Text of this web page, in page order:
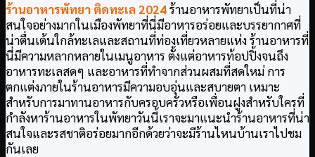
ร้านอาหารพัทยา ติดทะเล2024ร้านอาหารพัทยาเป็นที่น่า
สนใจอย่างมากในเมืองพัทยาที่นี่มีอาหารอร่อยและบรรยากาศที่
น่าตื่นเต้นใกล้ทะเลและสถานที่ท่องเที่ยวหลายแห่ง ร้านอาหารที่
นี่มีความหลากหลายในเมนูอาหาร ตั้งแต่อาหารท้อปปิ้งจนถึง
อาหารทะเลสดๆ และอาหารที่ทำจากส่วนผสมที่สดใหม่ การ
ตกแต่งภายในร้านอาหารมีความอบอุ่นและสบายตา เหมาะ
สำหรับการมาทานอาหารกับครอบครัวหรือเพื่อนฝูงสำหรับใครที่
กำลังหาร้านอาหารในพัทยาวันนี้เราจะมาแนะนำร้านอาหารที่น่า
สนใจและรสชาติอร่อยมากอีกด้วยว่าจะมีร้านไหนบ้านเราไปชม
กันเลย